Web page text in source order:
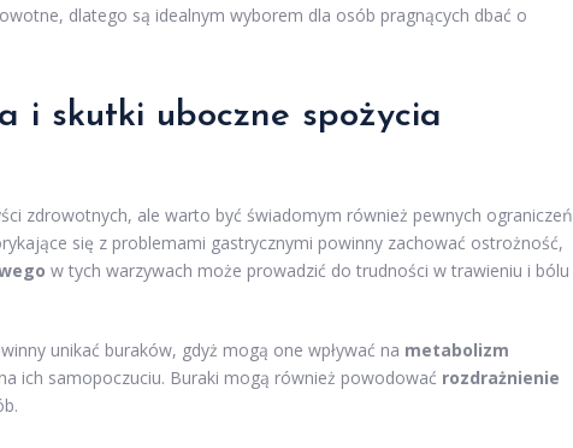
dlatego są idealnym wyborem dla osób pragnących dbać o
i skutki uboczne spożycia
zdrowotnych, ale warto być świadomym również pewnych ograniczeń
się z problemami gastrycznymi powinny zachować ostrożność,
w tych warzywach może prowadzić do trudności w trawieniu i bólu
unikać buraków, gdyż mogą one wpływać na metabolizm
ich samopoczuciu. Buraki mogą również powodować rozdrażnienie